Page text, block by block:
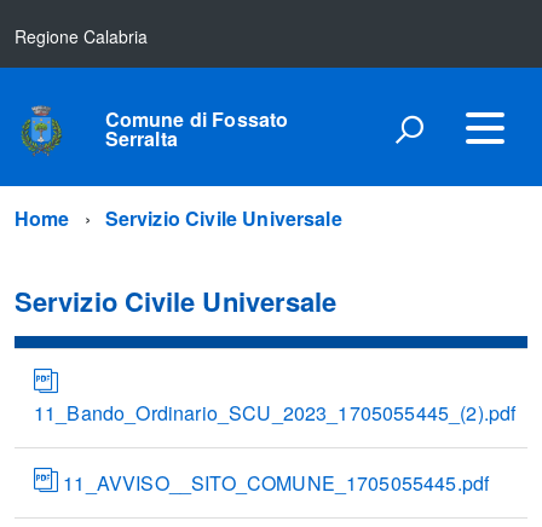
Regione Calabria
Comune di Fossato
Serralta
Home Servizio Civile Universale
Servizio Civile Universale
11_Bando_Ordinario_SCU_2023_1705055445_(2).pdf
11_AVVISO__SITO_COMUNE_1705055445.pdf